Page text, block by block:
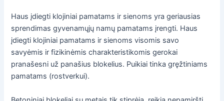
Haus įdiegti klojiniai pamatams ir sienoms yra geriausias
sprendimas gyvenamųjų namų pamatams įrengti. Haus
įdiegti klojiniai pamatams ir sienoms visomis savo
savyėmis ir fizikinėmis charakteristikomis gerokai
pranašesni už panašius blokelius. Puikiai tinka gręžtiniams
pamatams (rostverkui).